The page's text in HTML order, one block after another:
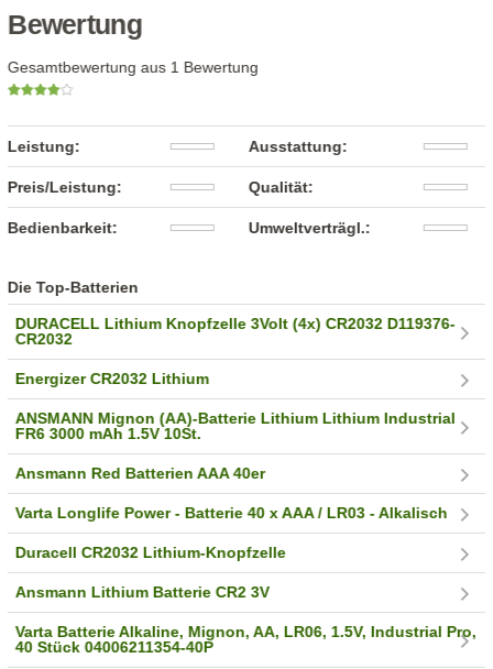
Bewertung
Gesamtbewertung aus 1 Bewertung
Leistung: Ausstattung:
Preis/Leistung: Qualität:
Bedienbarkeit: Umweltverträgl.:
Die Top-Batterien
DURACELL Lithium Knopfzelle 3Volt (4x) CR2032 D119376-
CR2032
Energizer CR2032 Lithium
ANSMANN Mignon (AA)-Batterie Lithium Lithium Industrial
FR6 3000 mAh 1.5V 10St.
Ansmann Red Batterien AAA 40er
Varta Longlife Power - Batterie 40 x AAA / LR03 - Alkalisch
Duracell CR2032 Lithium-Knopfzelle
Ansmann Lithium Batterie CR2 3V
Varta Batterie Alkaline, Mignon, AA, LR06, 1.5V, Industrial Pro,
40 Stück 04006211354-40P